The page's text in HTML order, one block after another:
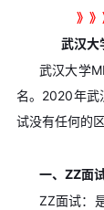
》》
武汉
武汉大学
名。2020年武
试没有任何的
一、ZZ面试
ZZ面试：